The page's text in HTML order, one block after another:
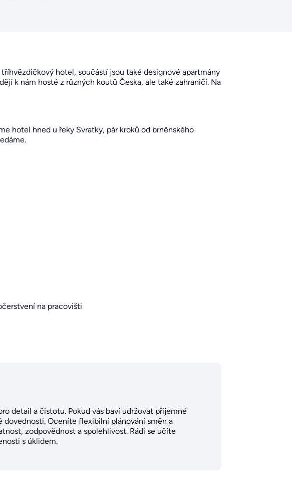
hotel, součástí jsou také designové apartmány
k nám hosté z různých koutů Česka, ale také zahraničí. Na
hotel hned u řeky Svratky, pár kroků od brněnského
na pracovišti
detail a čistotu. Pokud vás baví udržovat příjemné
Oceníte flexibilní plánování směn a
zodpovědnost a spolehlivost. Rádi se učíte
s úklidem.